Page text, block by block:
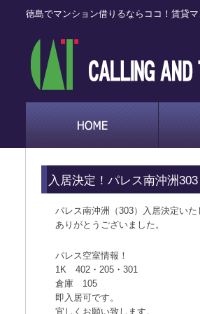
徳島でマンション借りるならココ！賃貸
入居決定！パレス南沖洲303
パレス南沖洲（303）入居決定いた
ありがとうございました。
パレス空室情報！
1K 402・205・301
倉庫 105
即入居可です。
宜しくお願い致します。